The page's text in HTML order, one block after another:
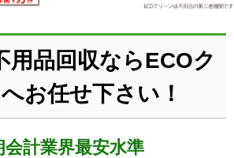
用品回収ならECOク
お任せ下さい！
会計業界最安水準